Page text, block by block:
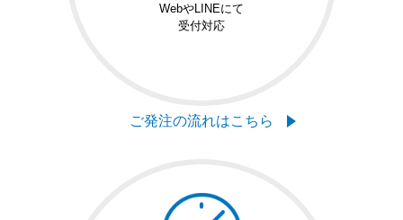
WebやLINEにて
受付対応
ご発注の流れはこちら